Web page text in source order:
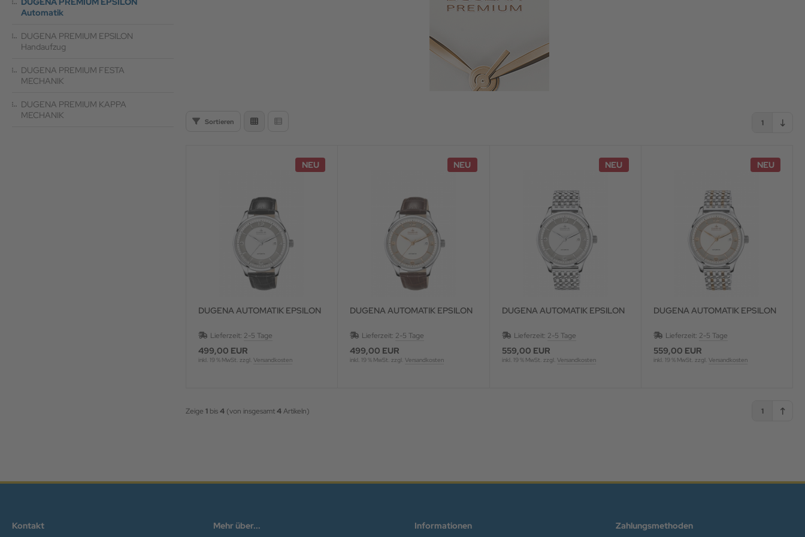
Automatik
DUGENA PREMIUM EPSILON
Handaufzug
DUGENA PREMIUM FESTA
MECHANIK
DUGENA PREMIUM KAPPA
MECHANIK
Sortieren 1
NEU
DUGENA AUTOMATIK EPSILON
Lieferzeit: 2-5 Tage
499,00 EUR
inkl. 19 % MwSt. zzgl. Versandkosten
NEU
DUGENA AUTOMATIK EPSILON
Lieferzeit: 2-5 Tage
499,00 EUR
inkl. 19 % MwSt. zzgl.Versandkosten
NEU
DUGENA AUTOMATIK EPSILON
Lieferzeit: 2-5 Tage
559,00 EUR
inkl. 19 % MwSt. zzgl. Versandkosten
NEU
DUGENA AUTOMATIK EPSILON
Lieferzeit: 2-5 Tage
559,00 EUR
inkl. 19 % MwSt. zzgl. Versandkosten
Zeige 1 bis4 (von insgesamt4Artikeln) 1
Kontakt Mehr über... Informationen Zahlungsmethoden
& Aktionen